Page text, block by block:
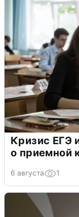
Кризис ЕГЭ
о приемной
6 августа 1